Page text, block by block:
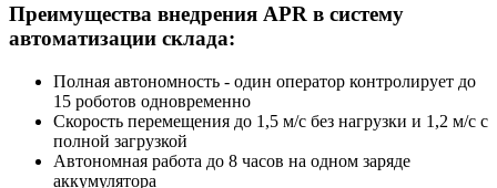
Преимущества внедрения APR в систему
автоматизации склада:
Полная автономность - один оператор контролирует до
15 роботов одновременно
Скорость перемещения до 1,5 м/с без нагрузки и 1,2 м/с с
полной загрузкой
Автономная работа до 8 часов на одном заряде
аккумулятора